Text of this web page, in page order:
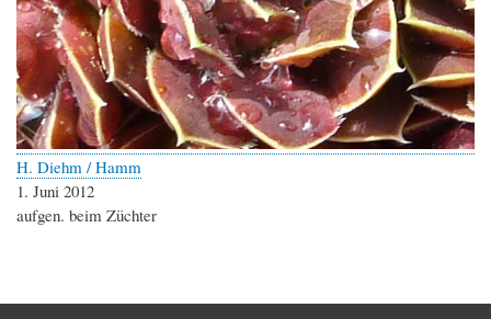
H. Diehm / Hamm
1. Juni 2012
aufgen. beim Züchter